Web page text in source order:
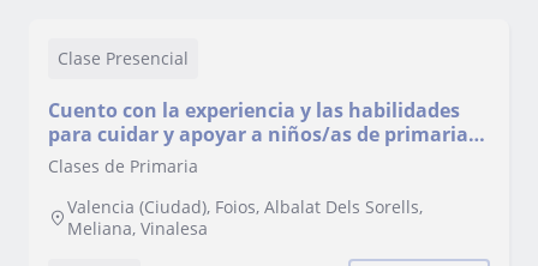
Clase Presencial
Cuento con la experiencia y las habilidades
para cuidar y apoyar a niños/as de primaria.
Estoy motivada y puedo comenzar desde ya
Clases de Primaria
Valencia (Ciudad), Foios, Albalat Dels Sorells,
Meliana, Vinalesa